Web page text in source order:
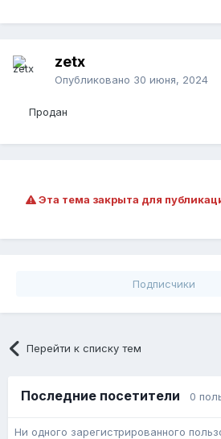
zetx
Опубликовано 30 июня, 2024
Продан
Эта тема закрыта для
Подписчики
Перейти к списку тем
Последние посетители 0
Ни одного зарегистрированного